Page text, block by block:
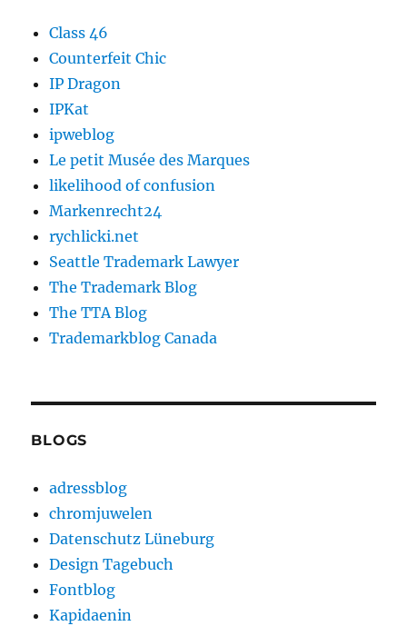
Class 46
Counterfeit Chic
IP Dragon
IPKat
ipweblog
Le petit Musée des Marques
likelihood of confusion
Markenrecht24
rychlicki.net
Seattle Trademark Lawyer
The Trademark Blog
The TTA Blog
Trademarkblog Canada
BLOGS
adressblog
chromjuwelen
Datenschutz Lüneburg
Design Tagebuch
Fontblog
Kapidaenin